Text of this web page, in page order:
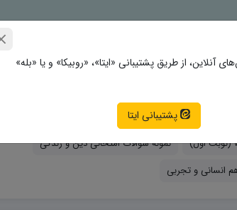
وارد نمایید.
نمونه سوالات امتحانی دین و زندگی
انسانی و تجربی
آنلاین، از طریق پشتیبانی «ایتا»، «روبیکا» و یا «بله»
پشتیبانی ایتا